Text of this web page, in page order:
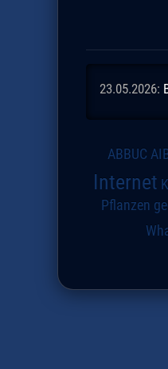
23.05.2026:
ABBUC
Internet
Pflanzen